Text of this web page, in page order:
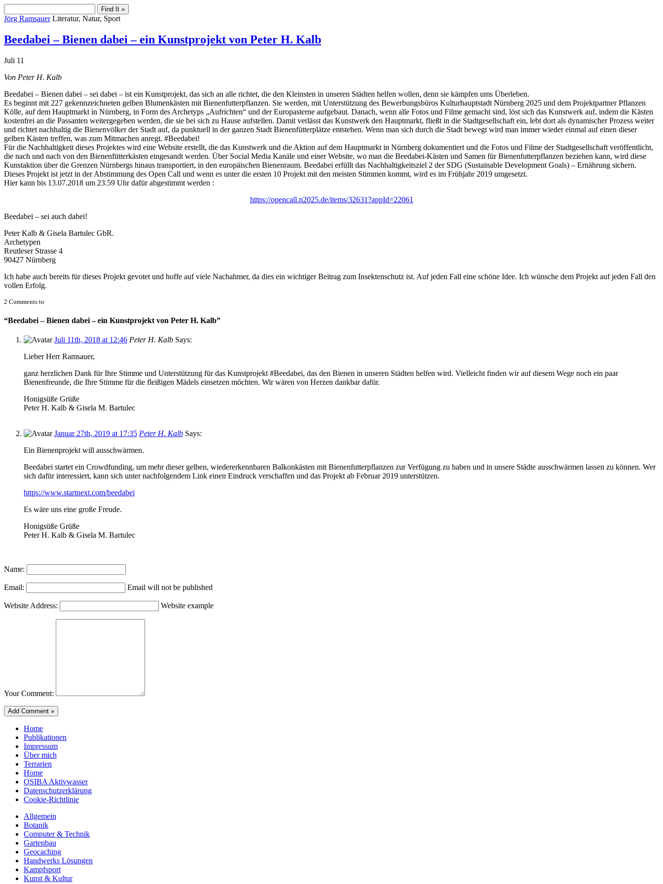
Jörg Ramsauer Literatur, Natur, Sport
Beedabei – Bienen dabei – ein Kunstprojekt von Peter H. Kalb
Juli 11
Von Peter H. Kalb
Beedabei – Bienen dabei – sei dabei – ist ein Kunstprojekt, das sich an alle richtet, die den Kleinsten in unseren Städten helfen wollen, denn sie kämpfen ums Überleben.
Es beginnt mit 227 gekennzeichneten gelben Blumenkästen mit Bienenfutterpflanzen. Sie werden, mit Unterstützung des Bewerbungsbüros Kulturhauptstadt Nürnberg 2025 und dem Projektpartner Pflanzen
Kölle, auf dem Hauptmarkt in Nürnberg, in Form des Archetyps „Aufrichten“ und der Europasterne aufgebaut. Danach, wenn alle Fotos und Filme gemacht sind, löst sich das Kunstwerk auf, indem die Kästen
kostenfrei an die Passanten weitergegeben werden, die sie bei sich zu Hause aufstellen. Damit verlässt das Kunstwerk den Hauptmarkt, fließt in die Stadtgesellschaft ein, lebt dort als dynamischer Prozess weiter
und richtet nachhaltig die Bienenvölker der Stadt auf, da punktuell in der ganzen Stadt Bienenfütterplätze entstehen. Wenn man sich durch die Stadt bewegt wird man immer wieder einmal auf einen dieser
gelben Kästen treffen, was zum Mitmachen anregt. #Beedabei!
Für die Nachhaltigkeit dieses Projektes wird eine Website erstellt, die das Kunstwerk und die Aktion auf dem Hauptmarkt in Nürnberg dokumentiert und die Fotos und Filme der Stadtgesellschaft veröffentlicht,
die nach und nach von den Bienenfütterkästen eingesandt werden. Über Social Media Kanäle und einer Website, wo man die Beedabei-Kästen und Samen für Bienenfutterpflanzen beziehen kann, wird diese
Kunstaktion über die Grenzen Nürnbergs hinaus transportiert, in den europäischen Bienenraum. Beedabei erfüllt das Nachhaltigkeitsziel 2 der SDG (Sustainable Development Goals) – Ernährung sichern.
Dieses Projekt ist jetzt in der Abstimmung des Open Call und wenn es unter die ersten 10 Projekt mit den meisten Stimmen kommt, wird es im Frühjahr 2019 umgesetzt.
Hier kann bis 13.07.2018 um 23.59 Uhr dafür abgestimmt werden :
https://opencall.n2025.de/items/32631?appId=22061
Beedabei – sei auch dabei!
Peter Kalb & Gisela Bartulec GbR.
Archetypen
Reutleser Strasse 4
90427 Nürnberg
Ich habe auch bereits für dieses Projekt gevotet und hoffe auf viele Nachahmer, da dies ein wichtiger Beitrag zum Insektenschutz ist. Auf jeden Fall eine schöne Idee. Ich wünsche dem Projekt auf jeden Fall den
vollen Erfolg.
2 Comments to
“Beedabei – Bienen dabei – ein Kunstprojekt von Peter H. Kalb”
Juli 11th, 2018 at 12:46 Peter H. Kalb Says:
Lieber Herr Ramsauer,
ganz herzlichen Dank für Ihre Stimme und Unterstützung für das Kunstprojekt #Beedabei, das den Bienen in unseren Städten helfen wird. Vielleicht finden wir auf diesem Wege noch ein paar
Bienenfreunde, die Ihre Stimme für die fleißigen Mädels einsetzen möchten. Wir wären von Herzen dankbar dafür.
Honigsüße Grüße
Peter H. Kalb & Gisela M. Bartulec
Januar 27th, 2019 at 17:35 Peter H. Kalb Says:
Ein Bienenprojekt will ausschwärmen.
Beedabei startet ein Crowdfunding, um mehr dieser gelben, wiedererkennbaren Balkonkästen mit Bienenfutterpflanzen zur Verfügung zu haben und in unsere Städte ausschwärmen lassen zu können. Wer
sich dafür interessiert, kann sich unter nachfolgendem Link einen Eindruck verschaffen und das Projekt ab Februar 2019 unterstützen.
https://www.startnext.com/beedabei
Es wäre uns eine große Freude.
Honigsüße Grüße
Peter H. Kalb & Gisela M. Bartulec
Name:
Email: Email will not be published
Website Address: Website example
Your Comment:
Home
Publikationen
Impressum
Über mich
Terrarien
Home
OSIBA Aktivwasser
Datenschutzerklärung
Cookie-Richtlinie
Allgemein
Botanik
Computer & Technik
Gartenbau
Geocaching
Handwerks Lösungen
Kampfsport
Kunst & Kultur